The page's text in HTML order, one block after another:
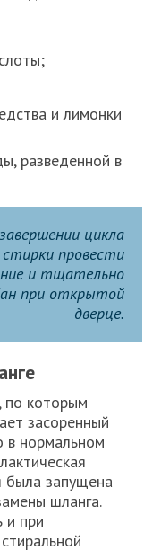
и лимонки
разведенной в
цикла
провести
и тщательно
при открытой
дверце.
по которым
засоренный
в нормальном
была запущена
шланга.
и при